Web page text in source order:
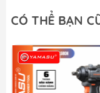
Mũi Vít
49.900₫
Mũi Vít
44.900₫
CÓ THỂ BẠN